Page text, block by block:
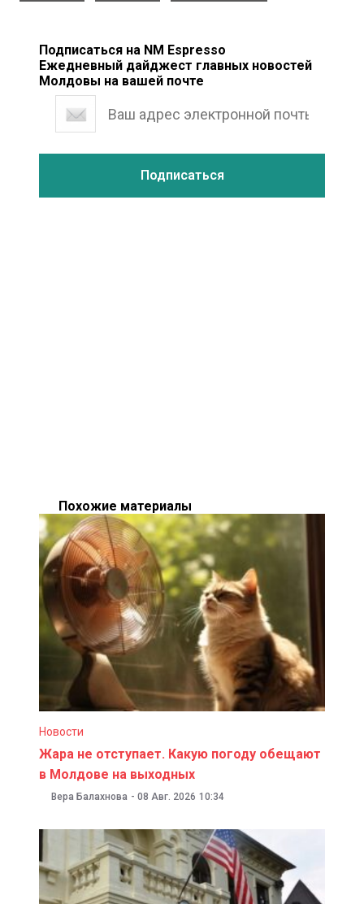
Подписаться на NM Espresso
Ежедневный дайджест главных новостей
Молдовы на вашей почте
Похожие материалы
Новости
Жара не отступает. Какую погоду обещают
в Молдове на выходных
Вера Балахнова - 08 Авг. 2026 10:34